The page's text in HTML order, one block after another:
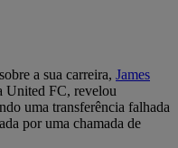
a sua carreira, James
United FC, revelou
uma transferência falhada
por uma chamada de